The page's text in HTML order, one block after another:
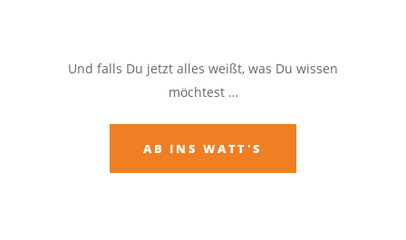
Und falls Du jetzt alles weißt, was Du wissen
möchtest …
AB INS WATT'S